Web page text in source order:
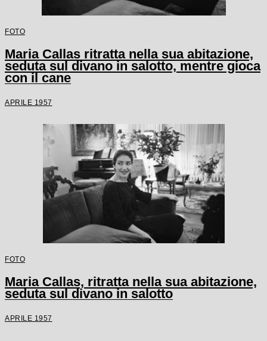
FOTO
Maria Callas ritratta nella sua abitazione,
seduta sul divano in salotto, mentre gioca
con il cane
APRILE 1957
FOTO
Maria Callas, ritratta nella sua abitazione,
seduta sul divano in salotto
APRILE 1957